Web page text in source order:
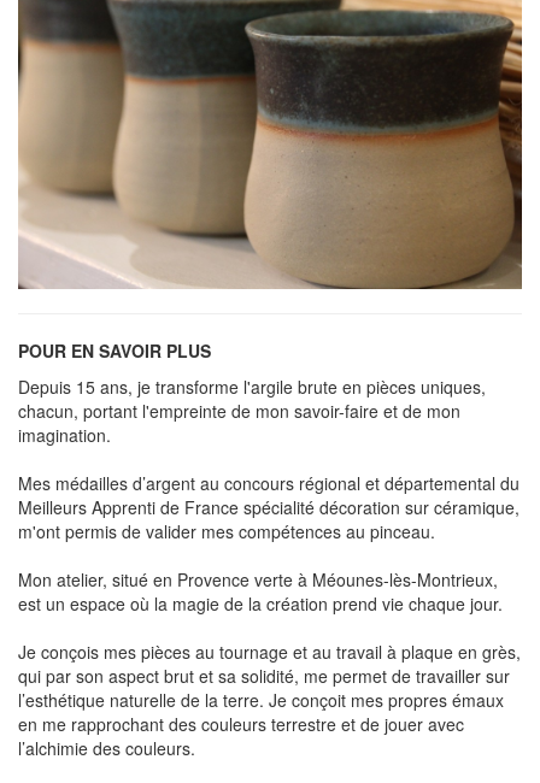
POUR EN SAVOIR PLUS
Depuis 15 ans, je transforme l'argile brute en pièces uniques,
chacun, portant l'empreinte de mon savoir-faire et de mon
imagination.
Mes médailles d’argent au concours régional et départemental du
Meilleurs Apprenti de France spécialité décoration sur céramique,
m'ont permis de valider mes compétences au pinceau.
Mon atelier, situé en Provence verte à Méounes-lès-Montrieux,
est un espace où la magie de la création prend vie chaque jour.
Je conçois mes pièces au tournage et au travail à plaque en grès,
qui par son aspect brut et sa solidité, me permet de travailler sur
l’esthétique naturelle de la terre. Je conçoit mes propres émaux
en me rapprochant des couleurs terrestre et de jouer avec
l’alchimie des couleurs.